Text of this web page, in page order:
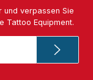
und verpassen Sie
Tattoo Equipment.